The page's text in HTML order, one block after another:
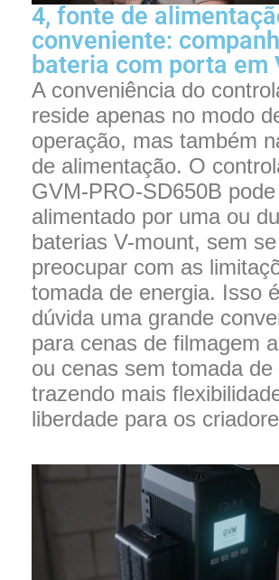
4, fonte de
conveniente:
bateria com porta em
A conveniência do
reside apenas no modo
operação, mas também
de alimentação. O
GVM-PRO-SD650B
alimentado por uma ou
baterias V-mount, sem se
preocupar com as
tomada de energia. Isso
dúvida uma grande
para cenas de filmagem
ou cenas sem tomada de
trazendo mais
liberdade para os